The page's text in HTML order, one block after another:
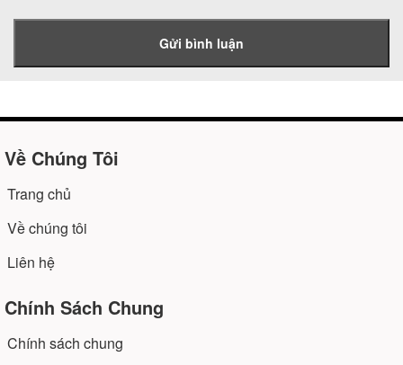
Gửi bình luận
Về Chúng Tôi
Trang chủ
Về chúng tôi
Liên hệ
Chính Sách Chung
Chính sách chung